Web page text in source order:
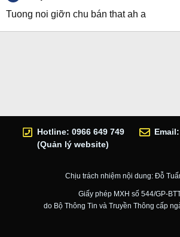
Tuong noi giỡn chu bán that ah a
Hotline: 0966 649 749
(Quản lý website)
Email:
Chịu trách nhiệm nội dung: Đỗ
Giấy phép MXH số 544/GP-
do Bộ Thông Tin và Truyền Thông cấp